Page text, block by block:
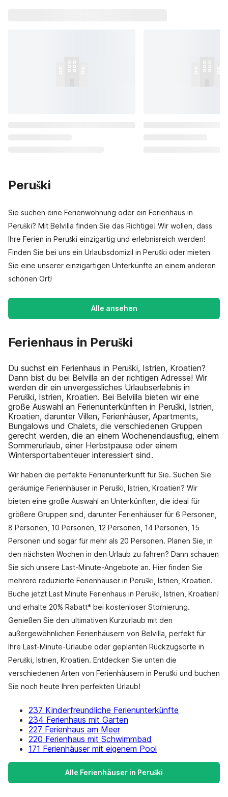
Peruški
Sie suchen eine Ferienwohnung oder ein Ferienhaus in
Peruški? Mit Belvilla finden Sie das Richtige! Wir wollen, dass
Ihre Ferien in Peruški einzigartig und erlebnisreich werden!
Finden Sie bei uns ein Urlaubsdomizil in Peruški oder mieten
Sie eine unserer einzigartigen Unterkünfte an einem anderen
schönen Ort!
Alle ansehen
Ferienhaus in Peruški
Du suchst ein Ferienhaus in Peruški, Istrien, Kroatien?
Dann bist du bei Belvilla an der richtigen Adresse! Wir
werden dir ein unvergessliches Urlaubserlebnis in
Peruški, Istrien, Kroatien. Bei Belvilla bieten wir eine
große Auswahl an Ferienunterkünften in Peruški, Istrien,
Kroatien, darunter Villen, Ferienhäuser, Apartments,
Bungalows und Chalets, die verschiedenen Gruppen
gerecht werden, die an einem Wochenendausflug, einem
Sommerurlaub, einer Herbstpause oder einem
Wintersportabenteuer interessiert sind.
Wir haben die perfekte Ferienunterkunft für Sie. Suchen Sie
geräumige Ferienhäuser in Peruški, Istrien, Kroatien? Wir
bieten eine große Auswahl an Unterkünften, die ideal für
größere Gruppen sind, darunter Ferienhäuser für 6 Personen,
8 Personen, 10 Personen, 12 Personen, 14 Personen, 15
Personen und sogar für mehr als 20 Personen. Planen Sie, in
den nächsten Wochen in den Urlaub zu fahren? Dann schauen
Sie sich unsere Last-Minute-Angebote an. Hier finden Sie
mehrere reduzierte Ferienhäuser in Peruški, Istrien, Kroatien.
Buche jetzt Last Minute Ferienhaus in Peruški, Istrien, Kroatien!
und erhalte 20% Rabatt* bei kostenloser Stornierung.
Genießen Sie den ultimativen Kurzurlaub mit den
außergewöhnlichen Ferienhäusern von Belvilla, perfekt für
Ihre Last-Minute-Urlaube oder geplanten Rückzugsorte in
Peruški, Istrien, Kroatien. Entdecken Sie unten die
verschiedenen Arten von Ferienhäusern in Peruški und buchen
Sie noch heute Ihren perfekten Urlaub!
237 Kinderfreundliche Ferienunterkünfte
234 Ferienhaus mit Garten
227 Ferienhaus am Meer
220 Ferienhaus mit Schwimmbad
171 Ferienhäuser mit eigenem Pool
Alle Ferienhäuser in Peruški